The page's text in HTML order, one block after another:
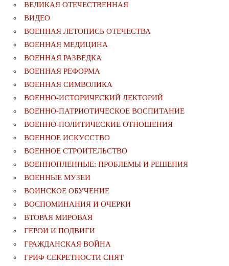
ВЕЛИКАЯ ОТЕЧЕСТВЕННАЯ
ВИДЕО
ВОЕННАЯ ЛЕТОПИСЬ ОТЕЧЕСТВА
ВОЕННАЯ МЕДИЦИНА
ВОЕННАЯ РАЗВЕДКА
ВОЕННАЯ РЕФОРМА
ВОЕННАЯ СИМВОЛИКА
ВОЕННО-ИСТОРИЧЕСКИЙ ЛЕКТОРИЙ
ВОЕННО-ПАТРИОТИЧЕСКОЕ ВОСПИТАНИЕ
ВОЕННО-ПОЛИТИЧЕСКИE ОТНОШЕНИЯ
ВОЕННОЕ ИСКУССТВО
ВОЕННОЕ СТРОИТЕЛЬСТВО
ВОЕННОПЛЕННЫЕ: ПРОБЛЕМЫ И РЕШЕНИЯ
ВОЕННЫЕ МУЗЕИ
ВОИНСКОЕ ОБУЧЕНИЕ
ВОСПОМИНАНИЯ И ОЧЕРКИ
ВТОРАЯ МИРОВАЯ
ГЕРОИ И ПОДВИГИ
ГРАЖДАНСКАЯ ВОЙНА
ГРИФ СЕКРЕТНОСТИ СНЯТ